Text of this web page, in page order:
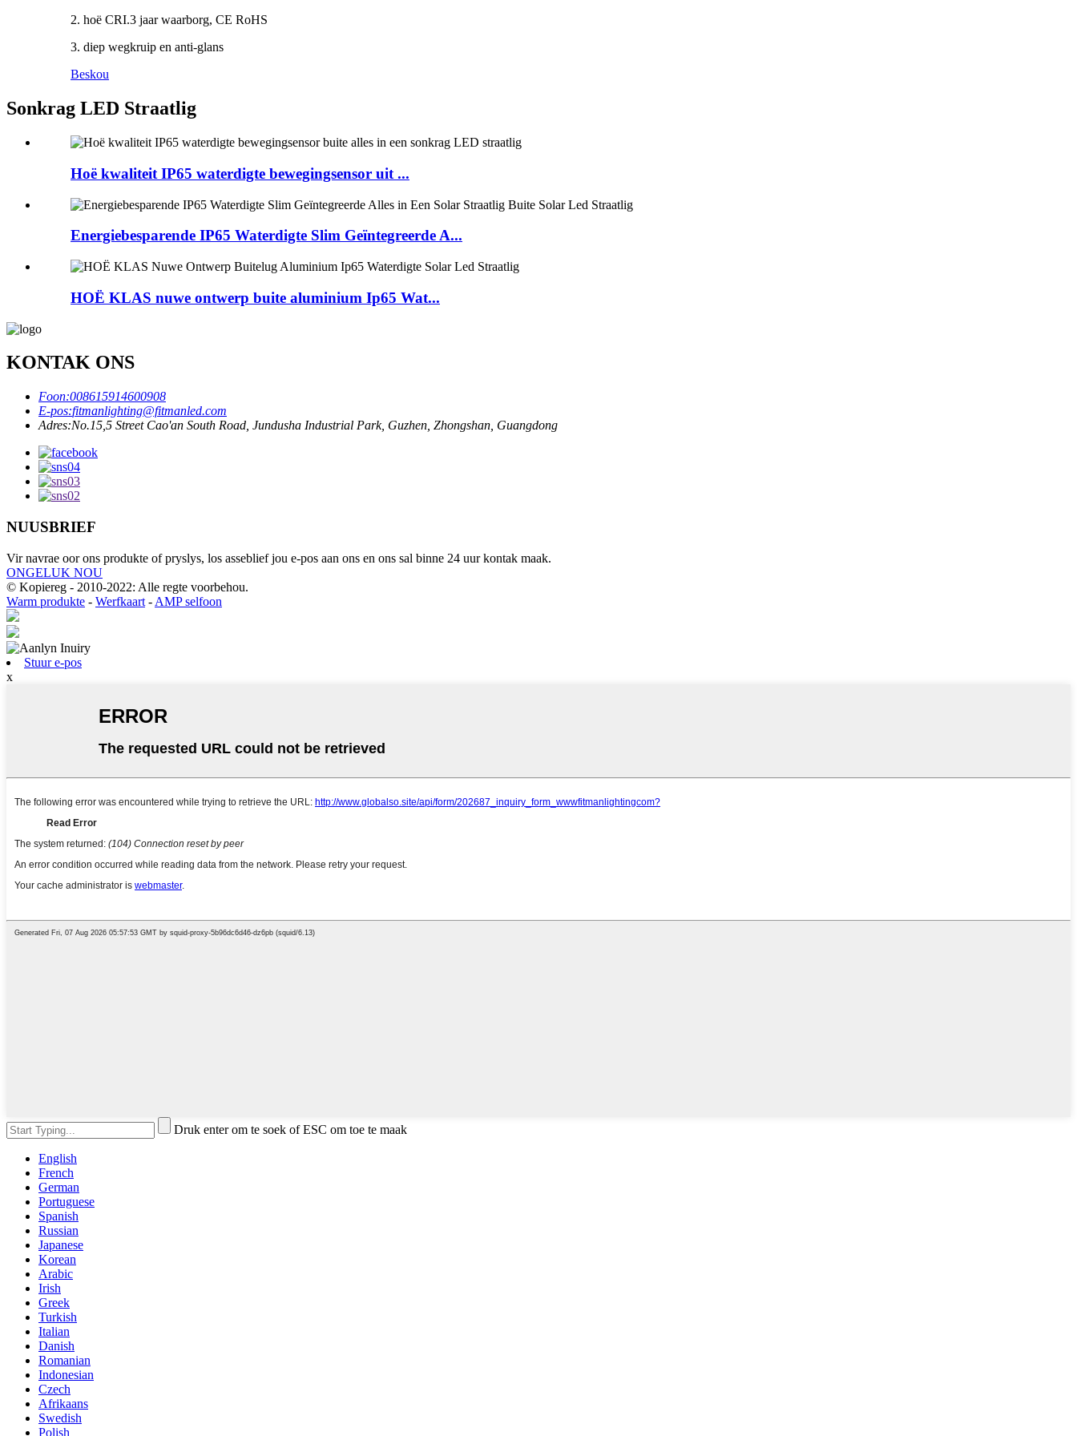
2. hoë CRI.3 jaar waarborg, CE RoHS
3. diep wegkruip en anti-glans
Beskou
Sonkrag LED Straatlig
Hoë kwaliteit IP65 waterdigte bewegingsensor uit ...
Energiebesparende IP65 Waterdigte Slim Geïntegreerde A...
HOË KLAS nuwe ontwerp buite aluminium Ip65 Wat...
KONTAK ONS
Foon:008615914600908
E-pos:fitmanlighting@fitmanled.com
Adres:No.15,5 Street Cao'an South Road, Jundusha Industrial Park, Guzhen, Zhongshan, Guangdong
NUUSBRIEF
Vir navrae oor ons produkte of pryslys, los asseblief jou e-pos aan ons en ons sal binne 24 uur kontak maak.
ONGELUK NOU
© Kopiereg - 2010-2022: Alle regte voorbehou.
Warm produkte - Werfkaart - AMP selfoon
Stuur e-pos
x
Druk enter om te soek of ESC om toe te maak
English
French
German
Portuguese
Spanish
Russian
Japanese
Korean
Arabic
Irish
Greek
Turkish
Italian
Danish
Romanian
Indonesian
Czech
Afrikaans
Swedish
Polish